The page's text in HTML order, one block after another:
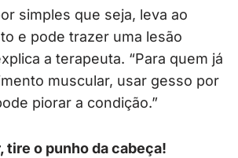
simples que seja, leva ao
e pode trazer uma lesão
a terapeuta. “Para quem já
muscular, usar gesso por
piorar a condição.”
tire o punho da cabeça!